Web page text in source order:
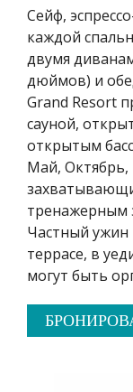
Сейф,
каждой
двумя
дюймов) и
Grand Resort
сауной,
открытым
Май, Октябрь,
тренажерным
Частный
террасе, в
могут быть